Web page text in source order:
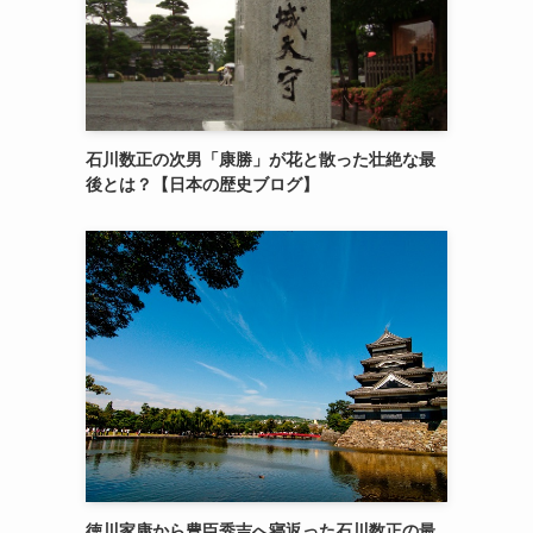
石川数正の次男「康勝」が花と散った壮絶な最
後とは？【日本の歴史ブログ】